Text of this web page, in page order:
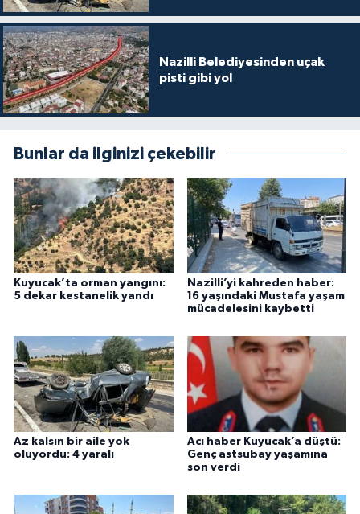
Nazilli Belediyesinden uçak
pisti gibi yol
Bunlar da ilginizi çekebilir
Kuyucak’ta orman yangını:
5 dekar kestanelik yandı
Nazilli’yi kahreden haber:
16 yaşındaki Mustafa yaşam
mücadelesini kaybetti
Az kalsın bir aile yok
oluyordu: 4 yaralı
Acı haber Kuyucak’a düştü:
Genç astsubay yaşamına
son verdi